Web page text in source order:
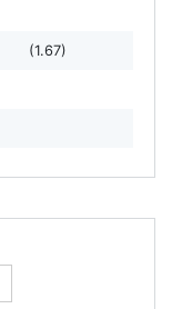
(1.67)